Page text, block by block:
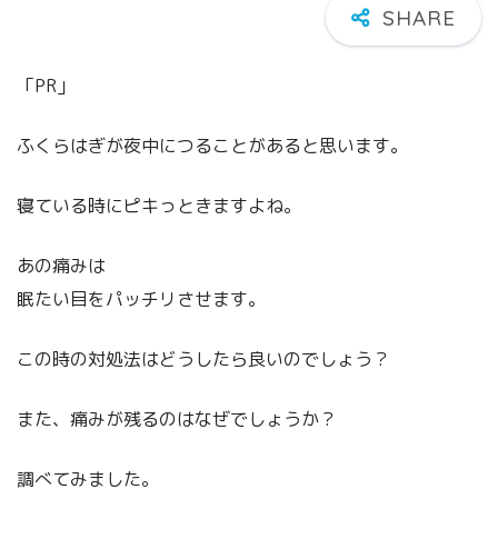
「PR」
ふくらはぎが夜中につることがあると思います。
寝ている時にピキっときますよね。
あの痛みは
眠たい目をパッチリさせます。
この時の対処法はどうしたら良いのでしょう？
また、痛みが残るのはなぜでしょうか？
調べてみました。